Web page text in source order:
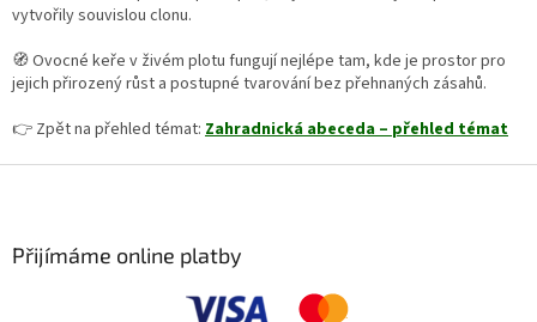
vytvořily souvislou clonu.
🧭 Ovocné keře v živém plotu fungují nejlépe tam, kde je prostor pro
jejich přirozený růst a postupné tvarování bez přehnaných zásahů.
👉 Zpět na přehled témat: Zahradnická abeceda – přehled témat
Přijímáme online platby